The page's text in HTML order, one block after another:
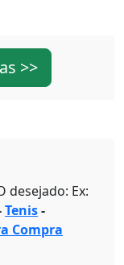
>>
desejado: Ex:
Tenis-
Compra